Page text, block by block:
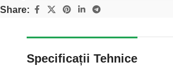
Share:
Specificații Tehnice